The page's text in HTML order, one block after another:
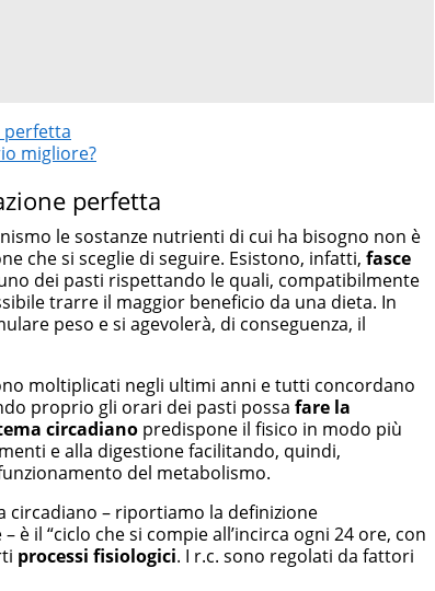
perfetta
migliore?
perfetta
le sostanze nutrienti di cui ha bisogno non è
che si sceglie di seguire. Esistono, infatti, fasce
dei pasti rispettando le quali, compatibilmente
trarre il maggior beneficio da una dieta. In
peso e si agevolerà, di conseguenza, il
moltiplicati negli ultimi anni e tutti concordano
proprio gli orari dei pasti possa fare la
circadiano predispone il fisico in modo più
e alla digestione facilitando, quindi,
del metabolismo.
circadiano – riportiamo la definizione
è il “ciclo che si compie all’incirca ogni 24 ore, con
processi fisiologici. I r.c. sono regolati da fattori